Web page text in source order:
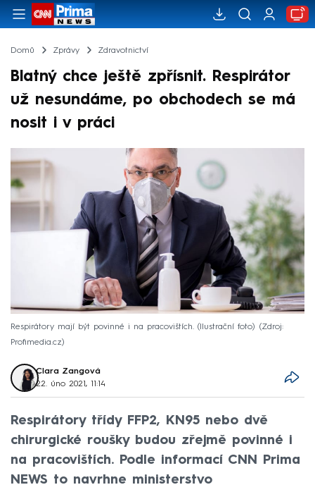
Domů Zprávy Zdravotnictví
Blatný chce ještě zpřísnit. Respirátor
už nesundáme, po obchodech se má
nosit i v práci
Respirátory mají být povinné i na pracovištích. (Ilustrační foto)
Zdroj:
Profimedia.cz
Clara Zangová
22. úno 2021, 11:14
Respirátory třídy FFP2, KN95 nebo dvě
chirurgické roušky budou zřejmě povinné i
na pracovištích. Podle informací CNN Prima
NEWS to navrhne ministerstvo